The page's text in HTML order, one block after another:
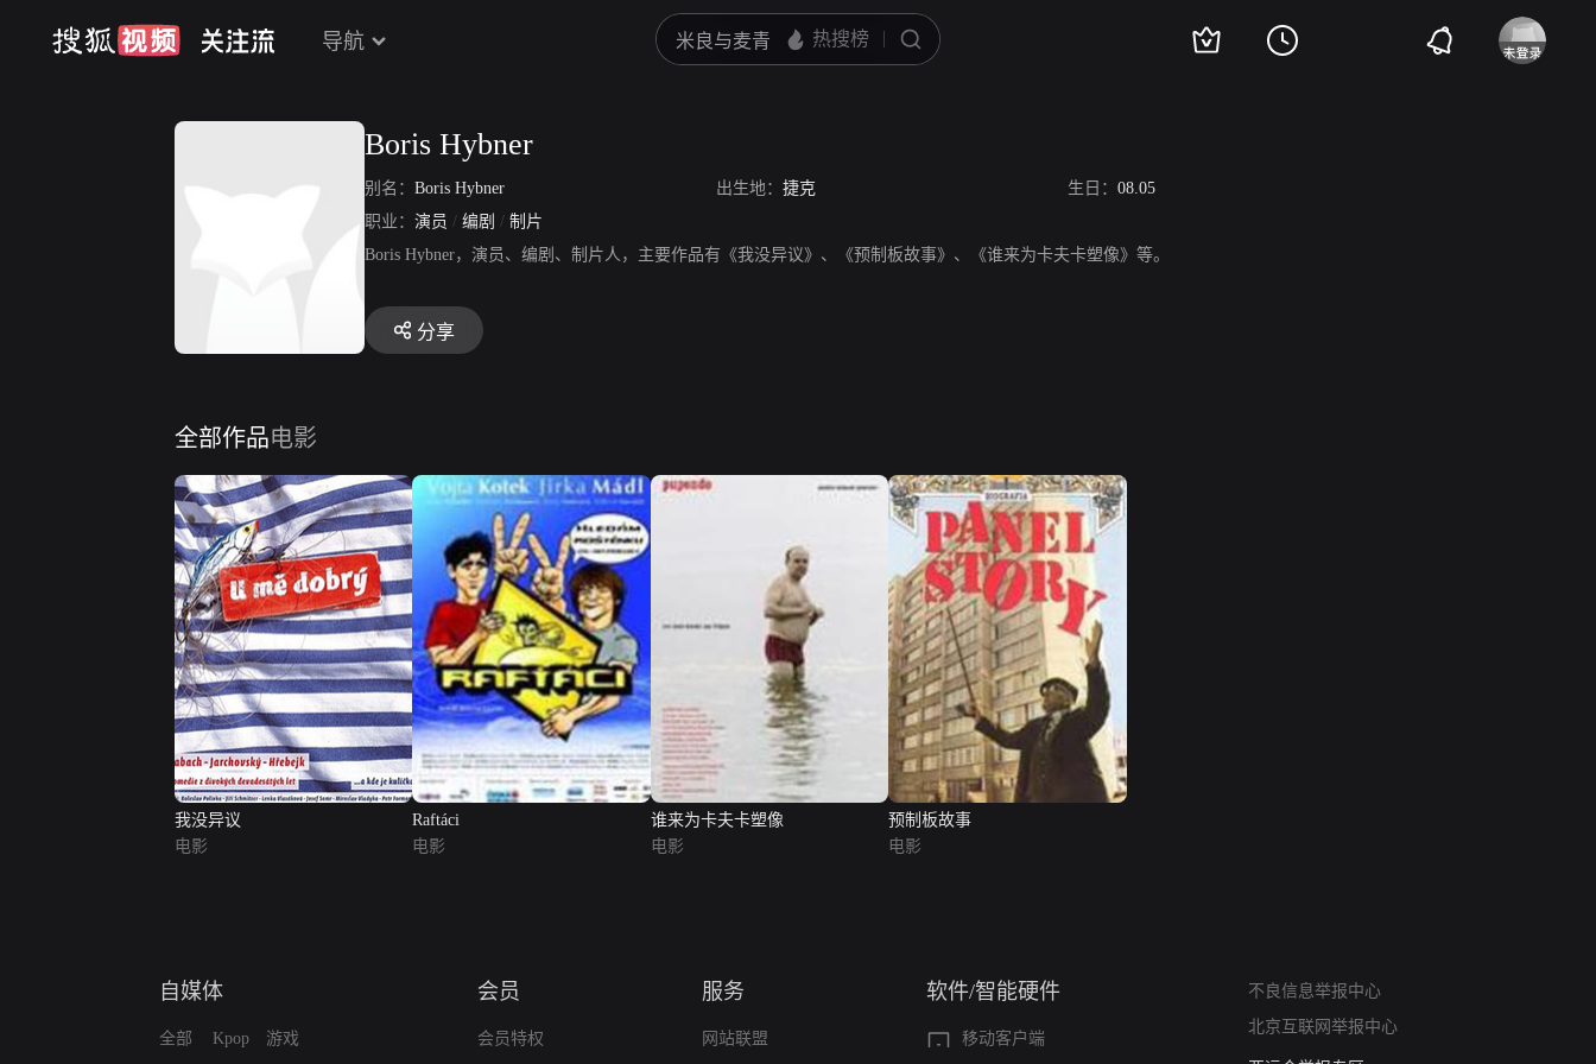
导航
Boris Hybner
别名： Boris Hybner 出生地： 捷克 生日： 08.05
职业： 演员 / 编剧 / 制片
Boris Hybner，演员、编剧、制片人，主要作品有《我没异议》、《预制板故事》、《谁来为卡夫卡塑像》等。
分享
全部作品电影
我没异议
电影
Raftáci
电影
谁来为卡夫卡塑像
电影
预制板故事
电影
自媒体
全部 Kpop 游戏
会员
会员特权
服务
网站联盟
软件/智能硬件
移动客户端
不良信息举报中心
北京互联网举报中心
亚运会举报专区